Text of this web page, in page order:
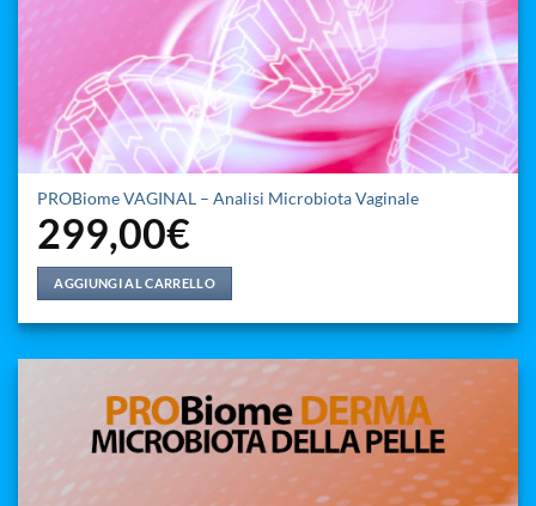
PROBiome VAGINAL – Analisi Microbiota Vaginale
299,00€
AGGIUNGI AL CARRELLO